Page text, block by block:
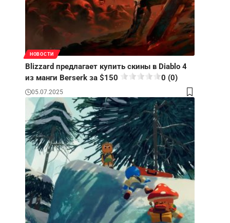
НОВОСТИ
Blizzard предлагает купить скины в Diablo 4
из манги Berserk за $150
0 (0)
05.07.2025